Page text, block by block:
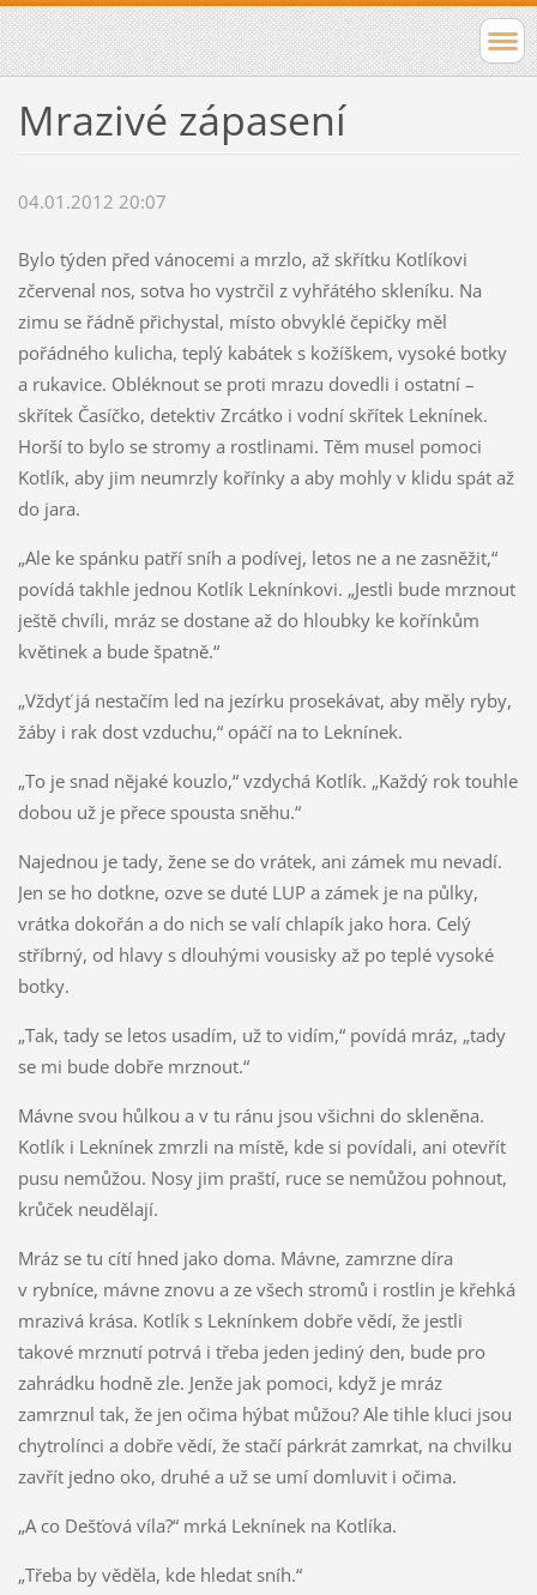
Mrazivé zápasení
04.01.2012 20:07
Bylo týden před vánocemi a mrzlo, až skřítku Kotlíkovi
zčervenal nos, sotva ho vystrčil z vyhřátého skleníku. Na
zimu se řádně přichystal, místo obvyklé čepičky měl
pořádného kulicha, teplý kabátek s kožíškem, vysoké botky
a rukavice. Obléknout se proti mrazu dovedli i ostatní –
skřítek Časíčko, detektiv Zrcátko i vodní skřítek Leknínek.
Horší to bylo se stromy a rostlinami. Těm musel pomoci
Kotlík, aby jim neumrzly kořínky a aby mohly v klidu spát až
do jara.
„Ale ke spánku patří sníh a podívej, letos ne a ne zasněžit,“
povídá takhle jednou Kotlík Leknínkovi. „Jestli bude mrznout
ještě chvíli, mráz se dostane až do hloubky ke kořínkům
květinek a bude špatně.“
„Vždyť já nestačím led na jezírku prosekávat, aby měly ryby,
žáby i rak dost vzduchu,“ opáčí na to Leknínek.
„To je snad nějaké kouzlo,“ vzdychá Kotlík. „Každý rok touhle
dobou už je přece spousta sněhu.“
Najednou je tady, žene se do vrátek, ani zámek mu nevadí.
Jen se ho dotkne, ozve se duté LUP a zámek je na půlky,
vrátka dokořán a do nich se valí chlapík jako hora. Celý
stříbrný, od hlavy s dlouhými vousisky až po teplé vysoké
botky.
„Tak, tady se letos usadím, už to vidím,“ povídá mráz, „tady
se mi bude dobře mrznout.“
Mávne svou hůlkou a v tu ránu jsou všichni do skleněna.
Kotlík i Leknínek zmrzli na místě, kde si povídali, ani otevřít
pusu nemůžou. Nosy jim praští, ruce se nemůžou pohnout,
krůček neudělají.
Mráz se tu cítí hned jako doma. Mávne, zamrzne díra
v rybníce, mávne znovu a ze všech stromů i rostlin je křehká
mrazivá krása. Kotlík s Leknínkem dobře vědí, že jestli
takové mrznutí potrvá i třeba jeden jediný den, bude pro
zahrádku hodně zle. Jenže jak pomoci, když je mráz
zamrznul tak, že jen očima hýbat můžou? Ale tihle kluci jsou
chytrolínci a dobře vědí, že stačí párkrát zamrkat, na chvilku
zavřít jedno oko, druhé a už se umí domluvit i očima.
„A co Dešťová víla?“ mrká Leknínek na Kotlíka.
„Třeba by věděla, kde hledat sníh.“